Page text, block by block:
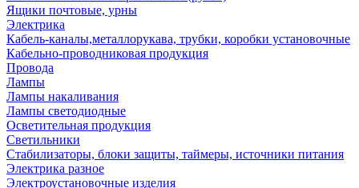
Ящики почтовые, урны
Электрика
Кабель-каналы,металлорукава, трубки, коробки установочные
Кабельно-проводниковая продукция
Провода
Лампы
Лампы накаливания
Лампы светодиодные
Осветительная продукция
Светильники
Стабилизаторы, блоки защиты, таймеры, источники питания
Электрика разное
Электроустановочные изделия